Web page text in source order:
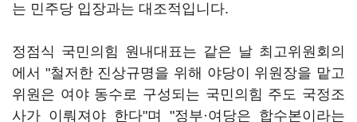
는 민주당 입장과는 대조적입니다.
정점식 국민의힘 원내대표는 같은 날 최고위원회의
에서 "철저한 진상규명을 위해 야당이 위원장을 맡고
위원은 여야 동수로 구성되는 국민의힘 주도 국정조
사가 이뤄져야 한다"며 "정부·여당은 합수본이라는